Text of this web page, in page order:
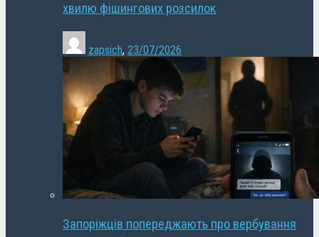
хвилю фішингових розсилок
zapsich, 23/07/2026
Запоріжців попереджають про вербування